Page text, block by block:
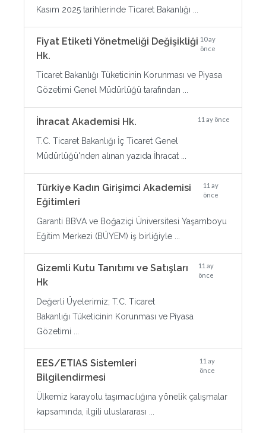
Kasım 2025 tarihlerinde Ticaret Bakanlığı ...
Fiyat Etiketi Yönetmeliği Değişikliği
Hk.
10 ay
önce
Ticaret Bakanlığı Tüketicinin Korunması ve Piyasa
Gözetimi Genel Müdürlüğü tarafından ...
İhracat Akademisi Hk. 11 ay önce
T.C. Ticaret Bakanlığı İç Ticaret Genel
Müdürlüğü'nden alınan yazıda İhracat ...
Türkiye Kadın Girişimci Akademisi
Eğitimleri
11 ay
önce
Garanti BBVA ve Boğaziçi Üniversitesi Yaşamboyu
Eğitim Merkezi (BÜYEM) iş birliğiyle ...
Gizemli Kutu Tanıtımı ve Satışları
Hk
11 ay
önce
Değerli Üyelerimiz; T.C. Ticaret
Bakanlığı Tüketicinin Korunması ve Piyasa
Gözetimi ...
EES/ETIAS Sistemleri
Bilgilendirmesi
11 ay
önce
Ülkemiz karayolu taşımacılığına yönelik çalışmalar
kapsamında, ilgili uluslararası ...